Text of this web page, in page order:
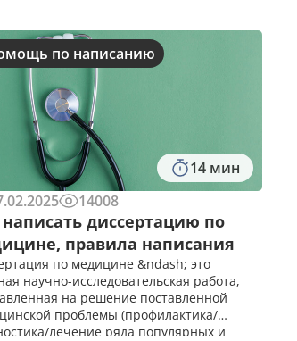
услов
по написанию
14 мин
14008
диссертацию по
правила написания
по медицине &ndash; это
научно-исследовательская работа,
на решение поставленной
проблемы (профилактика/
лечение ряда популярных и